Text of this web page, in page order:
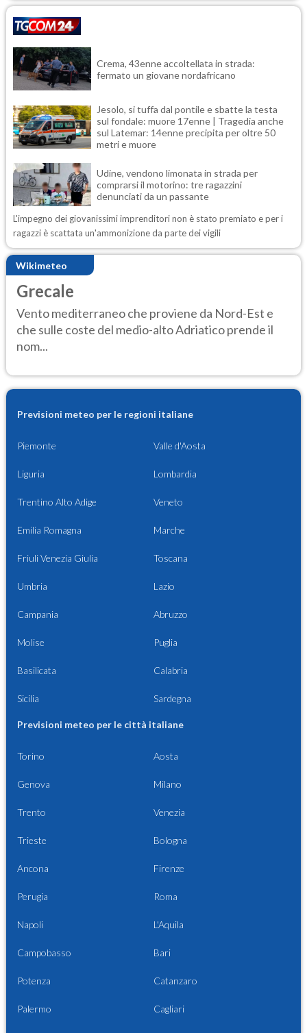
Crema, 43enne accoltellata in strada:
fermato un giovane nordafricano
Jesolo, si tuffa dal pontile e sbatte la testa
sul fondale: muore 17enne | Tragedia anche
sul Latemar: 14enne precipita per oltre 50
metri e muore
Udine, vendono limonata in strada per
comprarsi il motorino: tre ragazzini
denunciati da un passante
L'impegno dei giovanissimi imprenditori non è stato premiato e per i
ragazzi è scattata un'ammonizione da parte dei vigili
Wikimeteo
Grecale
Vento mediterraneo che proviene da Nord-Est e
che sulle coste del medio-alto Adriatico prende il
nom...
Previsioni meteo per le regioni italiane
Piemonte Valle d'Aosta
Liguria Lombardia
Trentino Alto Adige Veneto
Emilia Romagna Marche
Friuli Venezia Giulia Toscana
Umbria Lazio
Campania Abruzzo
Molise Puglia
Basilicata Calabria
Sicilia Sardegna
Previsioni meteo per le città italiane
Torino Aosta
Genova Milano
Trento Venezia
Trieste Bologna
Ancona Firenze
Perugia Roma
Napoli L'Aquila
Campobasso Bari
Potenza Catanzaro
Palermo Cagliari